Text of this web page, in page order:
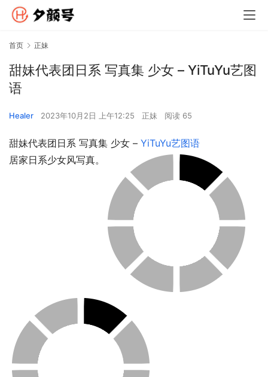
首页 正妹
甜妹代表团日系 写真集 少女 – YiTuYu艺图
语
Healer 2023年10月2日 上午12:25 正妹 阅读 65
甜妹代表团日系 写真集 少女 – YiTuYu艺图语
居家日系少女风写真。